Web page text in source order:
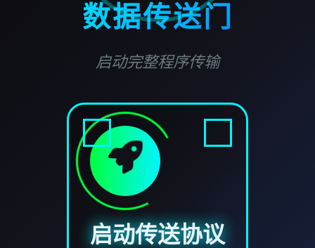
数据传送门
启动完整程序传输
启动传送协议